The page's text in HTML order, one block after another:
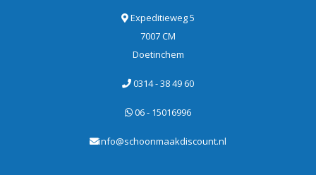
Expeditieweg 5
7007 CM
Doetinchem
0314 - 38 49 60
06 - 15016996
info@schoonmaakdiscount.nl